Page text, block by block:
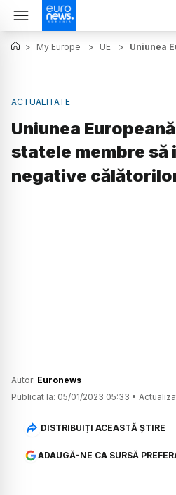
> My Europe > UE > Uniunea
ACTUALITATE
Uniunea
statele membre să
negative
Autor: Euronews
Publicat la: 05/01/2023 05:33 •
DISTRIBUIȚI ACEASTĂ ȘTIRE
ADAUGĂ-NE CA SURSĂ